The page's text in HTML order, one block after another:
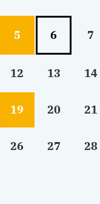
5 6 7
12 13 14
19 20 21
26 27 28